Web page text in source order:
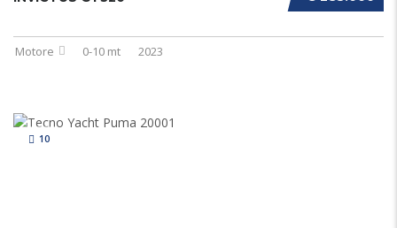
Motore 0-10 mt 2023
10